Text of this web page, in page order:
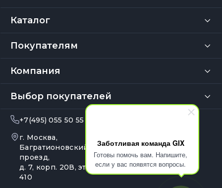
Заботливая команда GIX
Готовы помочь вам. Напишите,
если у вас появятся вопросы.
Каталог
Покупателям
Компания
Выбор покупателей
+7(495) 055 50 55
г. Москва,
Багратионовский
проезд,
д. 7, корп. 20В, эт. 4, оф.
410
Ежедневно